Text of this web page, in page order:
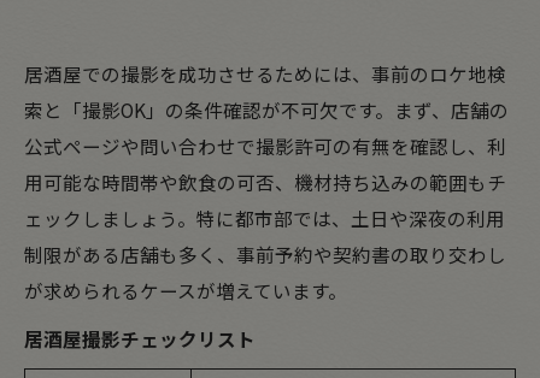
居酒屋での撮影を成功させるためには、事前のロケ地検
索と「撮影OK」の条件確認が不可欠です。まず、店舗の
公式ページや問い合わせで撮影許可の有無を確認し、利
用可能な時間帯や飲食の可否、機材持ち込みの範囲もチ
ェックしましょう。特に都市部では、土日や深夜の利用
制限がある店舗も多く、事前予約や契約書の取り交わし
が求められるケースが増えています。
居酒屋撮影チェックリスト